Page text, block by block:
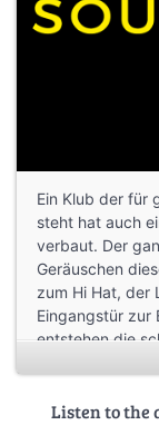
Ein Klub der für
steht hat auch
verbaut. Der
Geräuschen
zum Hi Hat, der
Eingangstür zur
entstehen die
Listen to the